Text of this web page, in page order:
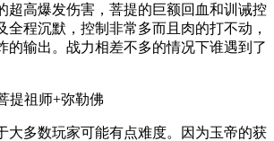
超高爆发伤害，菩提的巨额回血和训诫控
全程沉默，控制非常多而且肉的打不动，
的输出。战力相差不多的情况下谁遇到了
祖师+弥勒佛
多数玩家可能有点难度。因为玉帝的获